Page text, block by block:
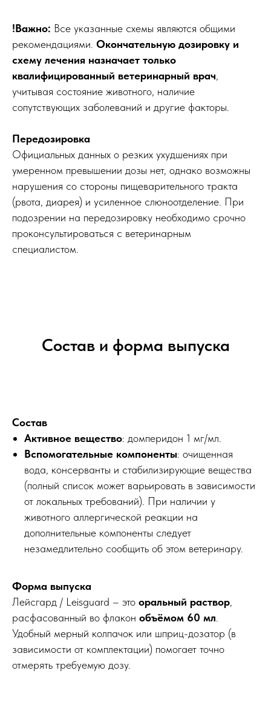
!Важно: Все указанные схемы являются общими
рекомендациями. Окончательную дозировку и
схему лечения назначает только
квалифицированный ветеринарный врач,
учитывая состояние животного, наличие
сопутствующих заболеваний и другие факторы.
Передозировка
Официальных данных о резких ухудшениях при
умеренном превышении дозы нет, однако возможны
нарушения со стороны пищеварительного тракта
(рвота, диарея) и усиленное слюноотделение. При
подозрении на передозировку необходимо срочно
проконсультироваться с ветеринарным
специалистом.
Состав и форма выпуска
Состав
Активное вещество: домперидон 1 мг/мл.
Вспомогательные компоненты: очищенная
вода, консерванты и стабилизирующие вещества
(полный список может варьировать в зависимости
от локальных требований). При наличии у
животного аллергической реакции на
дополнительные компоненты следует
незамедлительно сообщить об этом ветеринару.
Форма выпуска
Лейсгард / Leisguard – это оральный раствор,
расфасованный во флакон объёмом 60 мл.
Удобный мерный колпачок или шприц-дозатор (в
зависимости от комплектации) помогает точно
отмерять требуемую дозу.